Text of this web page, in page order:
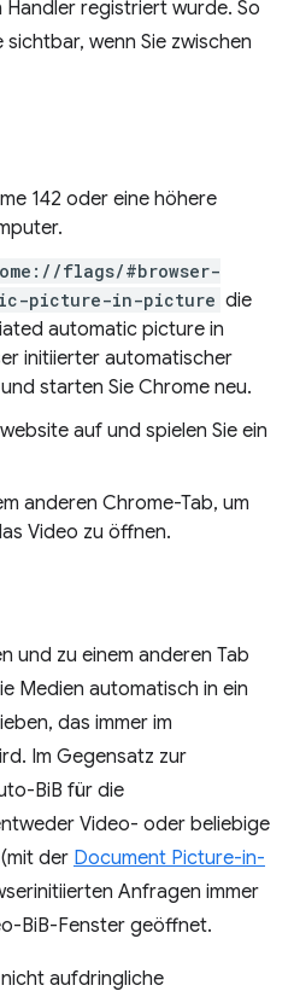
registriert wurde. So
wenn Sie zwischen
142 oder eine höhere
flags/#browser-
picture-in-picture die
automatic picture in
initiierter automatischer
starten Sie Chrome neu.
auf und spielen Sie ein
anderen Chrome-Tab, um
Video zu öffnen.
und zu einem anderen Tab
Medien automatisch in ein
das immer im
Im Gegensatz zur
BiB für die
Video- oder beliebige
der Document Picture-in-
Anfragen immer
BiB-Fenster geöffnet.
aufdringliche